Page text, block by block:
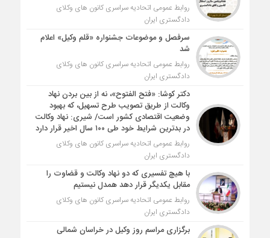
روابط عمومی اتحادیه سراسری کانون های وکلای
دادگستری ایران
سرفصل و موضوعات جشنواره «قلم وکیل» اعلام
شد
روابط عمومی اتحادیه سراسری کانون های وکلای
دادگستری ایران
دکتر کوشا: «فتح الفتوح»، نه از بین بردن نهاد
وکالت از طریق تصویب طرح تسهیل، که بهبود
وضعیت اقتصادی کشور است/ شیری: نهاد وکالت
در بدترین شرایط خود طی ۱۰۰ سال اخیر قرار دارد
روابط عمومی اتحادیه سراسری کانون های وکلای
دادگستری ایران
با هیچ تفسیری که دو نهاد وکالت و قضاوت را
مقابل یکدیگر قرار دهد همدل نیستیم
روابط عمومی اتحادیه سراسری کانون های وکلای
دادگستری ایران
برگزاری مراسم روز وکیل در خراسان شمالی